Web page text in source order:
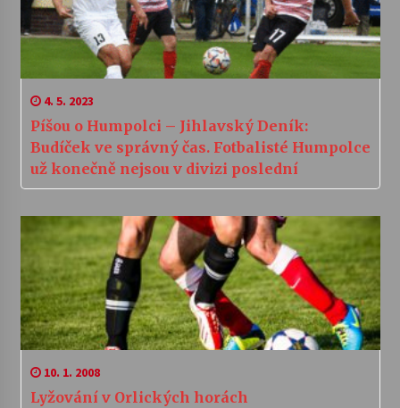
4. 5. 2023
Píšou o Humpolci – Jihlavský Deník:
Budíček ve správný čas. Fotbalisté Humpolce
už konečně nejsou v divizi poslední
10. 1. 2008
Lyžování v Orlických horách